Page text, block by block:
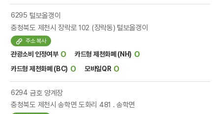
6295 털보올갱이
충청북도 제천시 장락로 102 (장락동) 털보올갱이
주소 복사
관광소비 인정여부 O 카드형 제천화폐 (NH) O
카드형 제천화폐 (BC) O 모바일QR O
6294 금호 양계장
충청북도 제천시 송학면 도화리 481 . 송학면